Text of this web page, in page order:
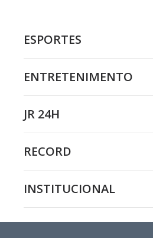
ESPORTES
ENTRETENIMENTO
JR 24H
RECORD
INSTITUCIONAL